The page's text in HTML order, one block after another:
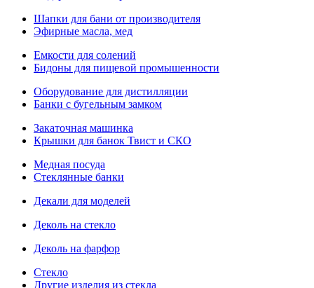
Шапки для бани от производителя
Эфирные масла, мед
Емкости для солений
Бидоны для пищевой промышенности
Оборудование для дистилляции
Банки с бугельным замком
Закаточная машинка
Крышки для банок Твист и СКО
Медная посуда
Стеклянные банки
Декали для моделей
Деколь на стекло
Деколь на фарфор
Стекло
Другие изделия из стекла